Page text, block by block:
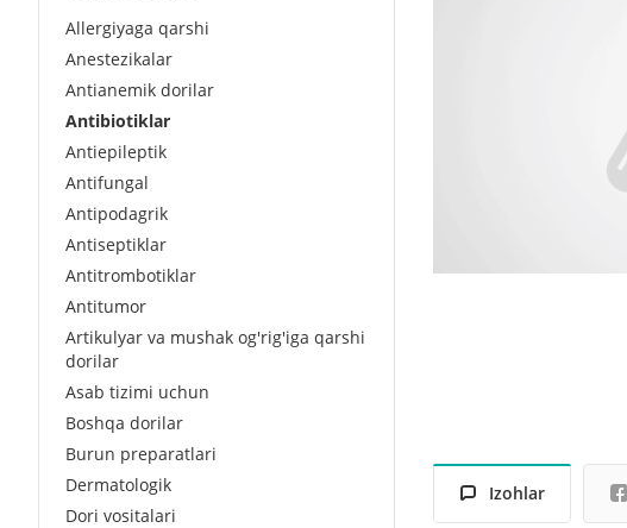
Izohlar
Allergiyaga qarshi
Anestezikalar
Antianemik dorilar
Antibiotiklar
Antiepileptik
Antifungal
Antipodagrik
Antiseptiklar
Antitrombotiklar
Antitumor
Artikulyar va mushak og'rig'iga qarshi
dorilar
Asab tizimi uchun
Boshqa dorilar
Burun preparatlari
Dermatologik
Dori vositalari